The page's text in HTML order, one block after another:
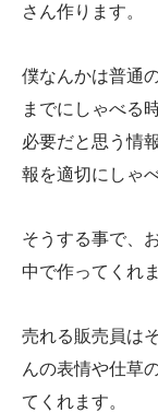
さん作ります。
僕なんかは普通
までにしゃべる
必要だと思う情
報を適切にしゃ
そうする事で、
中で作ってくれま
売れる販売員は
んの表情や仕草
てくれます。